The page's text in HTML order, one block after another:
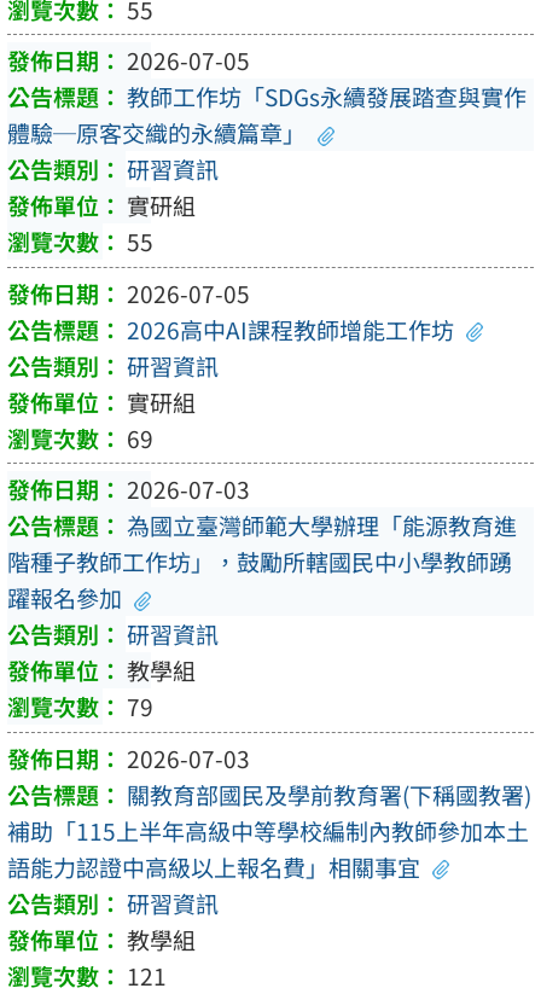
55
2026-07-05
教師工作坊「SDGs永續發展踏查與實作
體驗─原客交織的永續篇章」
研習資訊
實研組
55
2026-07-05
2026高中AI課程教師增能工作坊
研習資訊
實研組
69
2026-07-03
為國立臺灣師範大學辦理「能源教育進
階種子教師工作坊」，鼓勵所轄國民中小學教師踴
躍報名參加
研習資訊
教學組
79
2026-07-03
關教育部國民及學前教育署(下稱國教署)
補助「115上半年高級中等學校編制內教師參加本土
語能力認證中高級以上報名費」相關事宜
研習資訊
教學組
121